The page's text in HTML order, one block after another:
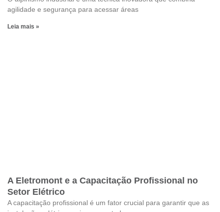
agilidade e segurança para acessar áreas
Leia mais »
A Eletromont e a Capacitação Profissional no
Setor Elétrico
A capacitação profissional é um fator crucial para garantir que as